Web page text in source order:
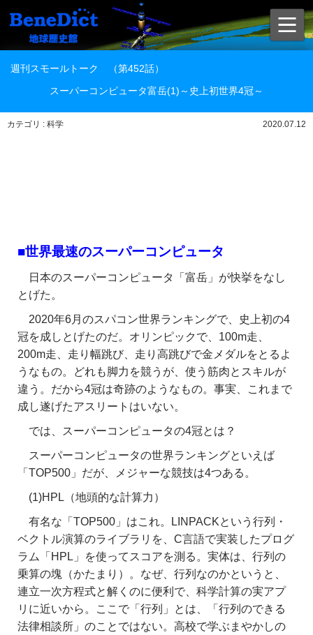
週刊スモールトーク （第452話）
スーパーコンピュータ富岳(1)～史上初世界4冠～
カテゴリ : 科学 2020.07.12
■世界最速のスーパーコンピュータ
日本のスーパーコンピュータ「富岳」が快挙をなし
とげた。
2020年6月のスパコン世界ランキングで、史上初の4
冠を成しとげたのだ。 オリンピックで、100m走、
200m走、走り幅跳び、走り高跳びで金メダルをとるよ
うな もの。どれも脚力を競うが、 使う筋肉とスキルが
違う。だから4冠は奇跡のようなもの。事実、これまで
成し遂げたアスリートはいない。
では、スーパーコンピュータの4冠とは？
スーパーコンピュータの世界ランキングといえば
「TOP500」だが、メジャーな競技は4つある。
(1)HPL（地頭的な計算力）
有名な「TOP500」はこれ。LINPACKという行列・
ベクトル演算のライブラリを、C言語で実装したプログ
ラム「HPL」を使ってスコアを測る。実体は、行列の
乗算の塊（かたまり）。なぜ、行列なのかというと、
連立一次方程式と解くのに便利で、科学計算の実アプ
リに近いから。ここで「行列」とは、「行列のできる
法律相談所」のことではない。高校で学ぶまやかしの